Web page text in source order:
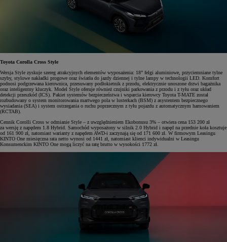
Toyota Corolla Cross Style
Wersja Style zyskuje szereg atrakcyjnych elementów wyposażenia: 18” felgi aluminiowe, przyciemniane tylne
szyby, stylowe nakładki progowe oraz światła do jazdy dziennej i tylne lampy w technologii LED. Komfort
podnosi podgrzewana kierownica, przesuwany podłokietnik z przodu, elektrycznie unoszone drzwi bagażnika
oraz inteligentny kluczyk. Model Style oferuje również czujniki parkowania z przodu i z tyłu oraz układ
detekcji przeszkód (ICS). Pakiet systemów bezpieczeństwa i wsparcia kierowcy Toyota T-MATE został
rozbudowany o system monitorowania martwego pola w lusterkach (BSM) z asystentem bezpiecznego
wysiadania (SEA) i system ostrzegania o ruchu poprzecznym z tyłu pojazdu z automatycznym hamowaniem
(RCTAB).
Cennik Corolli Cross w odmianie Style – z uwzględnieniem Ekobonusu 3% – otwiera cena 153 200 zł
za wersję z napędem 1.8 Hybrid. Samochód wyposażony w silnik 2.0 Hybrid i napęd na przednie koła kosztuje
od 161 900 zł, natomiast warianty z napędem AWD-i zaczynają się od 171 600 zł. W firmowym Leasingu
KINTO One miesięczna rata netto wynosi od 1441 zł, natomiast klienci indywidualni w Leasingu
Konsumenckim KINTO One mogą liczyć na ratę brutto w wysokości 1772 zł.